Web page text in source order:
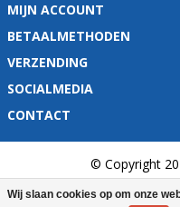
MIJN ACCOUNT
BETAALMETHODEN
VERZENDING
SOCIALMEDIA
CONTACT
© Copyright
Wij slaan cookies op om onze